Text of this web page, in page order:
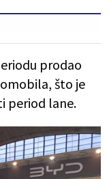
prodao
što je
period lane.